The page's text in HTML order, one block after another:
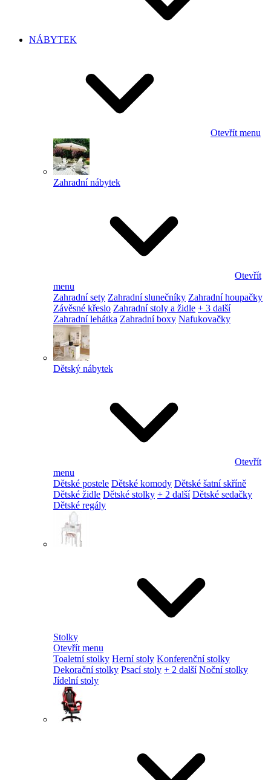
NÁBYTEK
Otevřít menu
Zahradní nábytek
Otevřít
menu
Zahradní sety Zahradní slunečníky Zahradní houpačky
Závěsné křeslo Zahradní stoly a židle + 3 další
Zahradní lehátka Zahradní boxy Nafukovačky
Dětský nábytek
Otevřít
menu
Dětské postele Dětské komody Dětské šatní skříně
Dětské židle Dětské stolky + 2 další Dětské sedačky
Dětské regály
Stolky
Otevřít menu
Toaletní stolky Herní stoly Konferenční stolky
Dekorační stolky Psací stoly + 2 další Noční stolky
Jídelní stoly